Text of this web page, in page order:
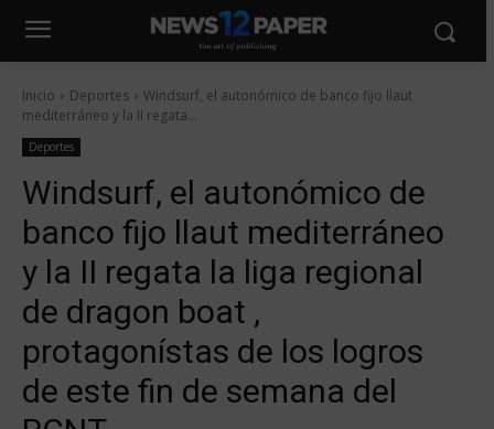
Inicio Deportes
Windsurf, el autonómico de banco fijo llaut
mediterráneo y la II regata...
Deportes
Windsurf, el autonómico de
banco fijo llaut mediterráneo
y la II regata la liga regional
de dragon boat ,
protagonístas de los logros
de este fin de semana del